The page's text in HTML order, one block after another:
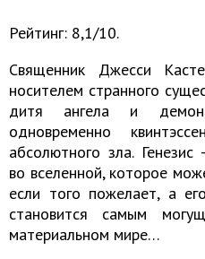
Рейтинг: 8,1/10.
Священник Джесси
носителем странного
дитя ангела и
одновременно
абсолютного зла.
во вселенной, которое
если того пожелает, а
становится самым
материальном мире…